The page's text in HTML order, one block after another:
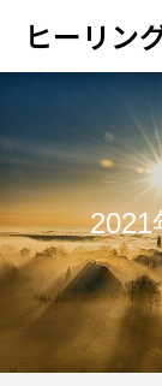
ヒーリン
2021